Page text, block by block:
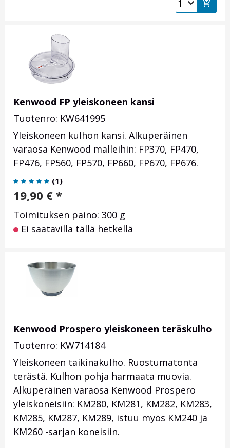
Kenwood FP yleiskoneen kansi
Tuotenro: KW641995
Yleiskoneen kulhon kansi. Alkuperäinen
varaosa Kenwood malleihin: FP370, FP470,
FP476, FP560, FP570, FP660, FP670, FP676.
(1)
19,90 € *
Toimituksen paino: 300 g
Ei saatavilla tällä hetkellä
Kenwood Prospero yleiskoneen teräskulho
Tuotenro: KW714184
Yleiskoneen taikinakulho. Ruostumatonta
terästä. Kulhon pohja harmaata muovia.
Alkuperäinen varaosa Kenwood Prospero
yleiskoneisiin: KM280, KM281, KM282, KM283,
KM285, KM287, KM289, istuu myös KM240 ja
KM260 -sarjan koneisiin.